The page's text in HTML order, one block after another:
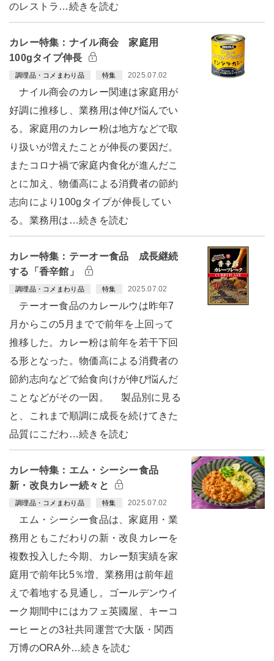
のレストラ…続きを読む
カレー特集：ナイル商会 家庭用
100gタイプ伸長
調理品・コメまわり品 特集 2025.07.02
ナイル商会のカレー関連は家庭用が
好調に推移し、業務用は伸び悩んでい
る。家庭用のカレー粉は地方などで取
り扱いが増えたことが伸長の要因だ。
またコロナ禍で家庭内食化が進んだこ
とに加え、物価高による消費者の節約
志向により100gタイプが伸長してい
る。業務用は…続きを読む
カレー特集：テーオー食品 成長継続
する「香辛館」
調理品・コメまわり品 特集 2025.07.02
テーオー食品のカレールウは昨年7
月からこの5月までで前年を上回って
推移した。カレー粉は前年を若干下回
る形となった。物価高による消費者の
節約志向などで給食向けが伸び悩んだ
ことなどがその一因。 製品別に見る
と、これまで順調に成長を続けてきた
品質にこだわ…続きを読む
カレー特集：エム・シーシー食品
新・改良カレー続々と
調理品・コメまわり品 特集 2025.07.02
エム・シーシー食品は、家庭用・業
務用ともこだわりの新・改良カレーを
複数投入した今期、カレー類実績を家
庭用で前年比5％増、業務用は前年超
えで着地する見通し。ゴールデンウイ
ーク期間中にはカフェ英國屋、キーコ
ーヒーとの3社共同運営で大阪・関西
万博のORA外…続きを読む